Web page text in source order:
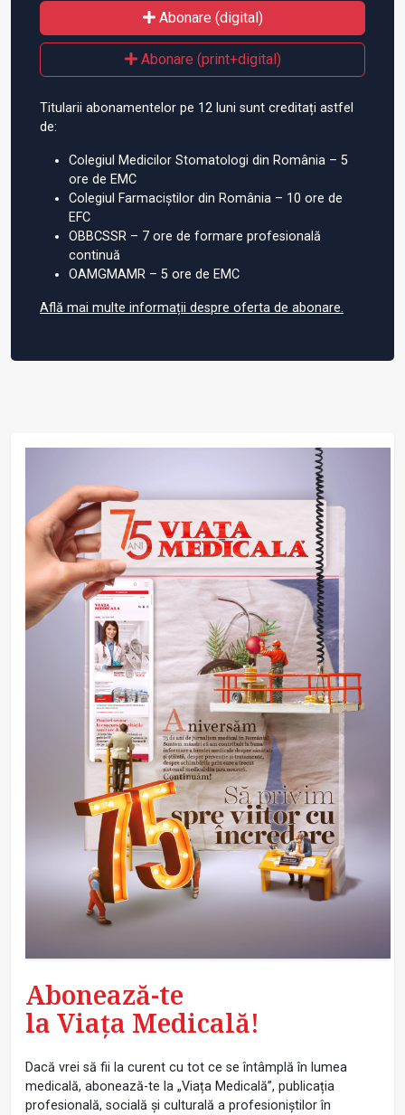
Abonare (digital)
Abonare (print+digital)
Titularii abonamentelor pe 12 luni sunt creditați astfel
de:
Colegiul Medicilor Stomatologi din România – 5
ore de EMC
Colegiul Farmaciștilor din România – 10 ore de
EFC
OBBCSSR – 7 ore de formare profesională
continuă
OAMGMAMR – 5 ore de EMC
Află mai multe informații despre oferta de abonare.
Abonează-te
la Viața Medicală!
Dacă vrei să fii la curent cu tot ce se întâmplă în lumea
medicală, abonează-te la „Viața Medicală”, publicația
profesională, socială și culturală a profesioniștilor în